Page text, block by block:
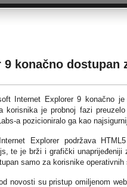
konačno dostupan
Internet Explorer 9 konačno
korisnika je probnoj fazi
a pozicioniralo ga kao
Explorer podržava
te je brži i grafički unaprijeđeniji
samo za korisnike
novosti su pristup omiljenom